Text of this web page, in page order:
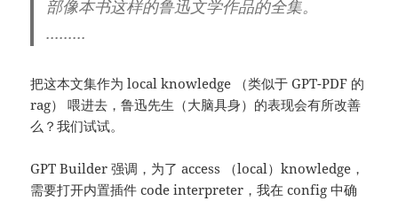
部像本书这样的鲁迅文学作品的全集。
.........
把这本文集作为 local knowledge （类似于 GPT-PDF 的
rag） 喂进去，鲁迅先生（大脑具身）的表现会有所改善
么？我们试试。
GPT Builder 强调，为了 access （local）knowledge，
需要打开内置插件 code interpreter，我在 config 中确